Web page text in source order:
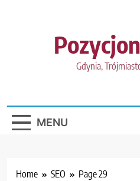
Gdynia,
MENU
Home SEO Page 29